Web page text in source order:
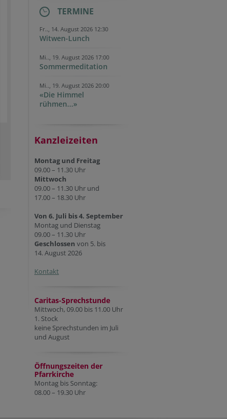
TERMINE
Fr.., 14. August 2026 12:30
Witwen-Lunch
Mi.., 19. August 2026 17:00
Sommermeditation
Mi.., 19. August 2026 20:00
«Die Himmel
rühmen...»
Kanzleizeiten
Montag und Freitag
09.00 – 11.30 Uhr
Mittwoch
09.00 – 11.30 Uhr und
17.00 – 18.30 Uhr
Von 6. Juli bis 4. September
Montag und Dienstag
09.00 – 11.30 Uhr
Geschlossen von 5. bis
14. August 2026
Kontakt
Caritas-Sprechstunde
Mittwoch, 09.00 bis 11.00 Uhr
1. Stock
keine Sprechstunden im Juli
und August
Öffnungszeiten der
Pfarrkirche
Montag bis Sonntag:
08.00 – 19.30 Uhr